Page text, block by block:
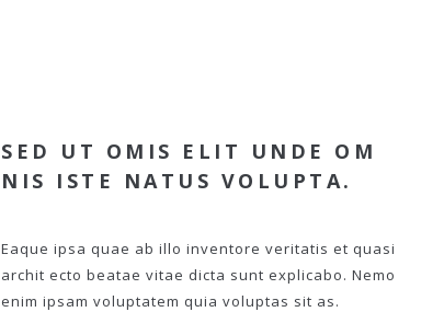
SED UT OMIS ELIT UNDE OM
NIS ISTE NATUS VOLUPTA.
Eaque ipsa quae ab illo inventore veritatis et quasi
archit ecto beatae vitae dicta sunt explicabo. Nemo
enim ipsam voluptatem quia voluptas sit as.